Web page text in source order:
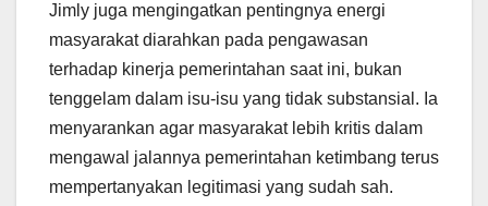
Jimly juga mengingatkan pentingnya energi
masyarakat diarahkan pada pengawasan
terhadap kinerja pemerintahan saat ini, bukan
tenggelam dalam isu-isu yang tidak substansial. Ia
menyarankan agar masyarakat lebih kritis dalam
mengawal jalannya pemerintahan ketimbang terus
mempertanyakan legitimasi yang sudah sah.